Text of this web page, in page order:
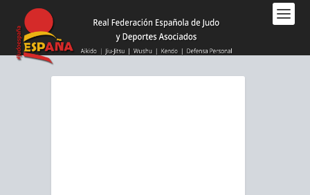
este
sitio
web